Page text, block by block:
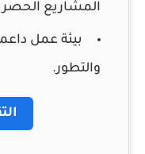
المشاريع
بيئة عمل
والتطور.